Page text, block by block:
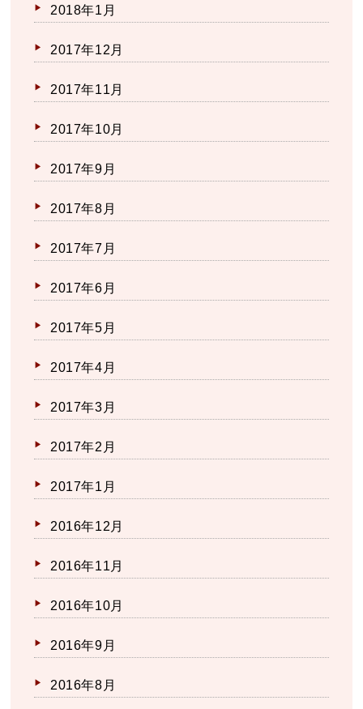
2018年1月
2017年12月
2017年11月
2017年10月
2017年9月
2017年8月
2017年7月
2017年6月
2017年5月
2017年4月
2017年3月
2017年2月
2017年1月
2016年12月
2016年11月
2016年10月
2016年9月
2016年8月